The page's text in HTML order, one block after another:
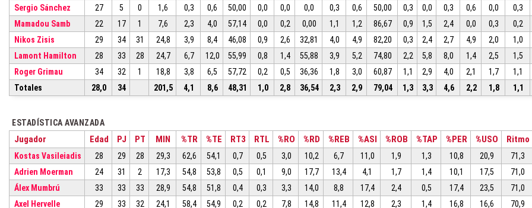
Sergio Sánchez
27 5 0 1,6 0,3 0,6 50,00 0,0 0,0 0,0 0,3 0,6 50,00 0,3 0,0 0,3 0,6 0,0
0,3
Mamadou Samb
22 17 1 7,6 2,3 4,0 57,14 0,0 0,2 0,00 1,1 1,2 86,67 0,9 1,5 2,4 0,0 0,3
0,2
Nikos Zisis
29 34 31 24,8 3,9 8,4 46,08 0,9 2,6 32,81 4,0 4,9 82,20 0,3 2,4 2,7 4,9 2,0
1,0
Lamont Hamilton
28 33 28 24,7 6,7 12,0 55,99 0,8 1,4 55,88 3,9 5,2 74,80 2,2 5,8 8,0 1,4 2,5
1,5
Roger Grimau
34 32 1 18,8 3,8 6,5 57,72 0,2 0,5 36,36 1,8 3,0 60,87 1,1 2,9 4,0 2,1 1,7
1,1
Totales
28,0 34 201,5 4,1 8,6 48,31 1,0 2,8 36,54 2,3 2,9 79,04 1,3 3,3 4,6 2,2 1,8 1,1
ESTADÍSTICA AVANZADA
Jugador Edad PJ PT MIN %TR %TE RT3 RTL %RO %RD %REB %ASI %ROB %TAP %PER %USO Ritmo
Kostas Vasileiadis 28 29 28 29,3 62,6 54,1 0,7 0,5 3,0 10,2 6,7 11,0 1,9 1,3 10,8 20,9
71,3
Adrien Moerman
24 31 2 17,3 54,8 53,8 0,5 0,1 9,0 17,7 13,4 4,1 1,7 1,4 10,1 17,5
71,0
Álex Mumbrú
33 33 33 28,9 54,8 51,8 0,4 0,3 3,3 14,0 8,8 17,4 2,4 0,5 17,4 23,5
71,0
Axel Hervelle
29 33 32 24,1 58,4 54,9 0,2 0,2 7,8 14,8 11,4 12,8 2,3 1,4 16,8 16,6 70,9